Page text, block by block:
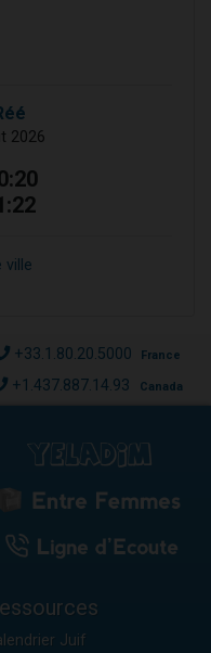
2026
ville
+33.1.80.20.5000 France
+1.437.887.14.93 Canada
Juif